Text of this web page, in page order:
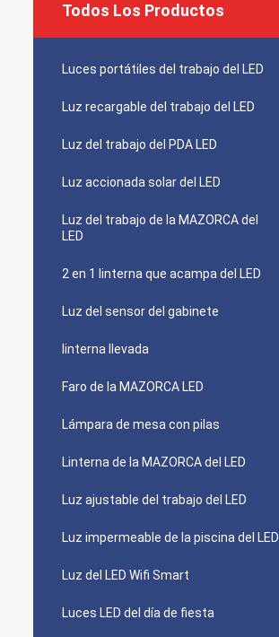
Todos Los Productos
Luces portátiles del trabajo del LED
Luz recargable del trabajo del LED
Luz del trabajo del PDA LED
Luz accionada solar del LED
Luz del trabajo de la MAZORCA del
LED
2 en 1 linterna que acampa del LED
Luz del sensor del gabinete
linterna llevada
Faro de la MAZORCA LED
Lámpara de mesa con pilas
Linterna de la MAZORCA del LED
Luz ajustable del trabajo del LED
Luz impermeable de la piscina del LED
Luz del LED Wifi Smart
Luces LED del día de fiesta